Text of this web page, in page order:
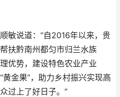
说道：“自2016年以来，贵
扶黔南州都匀市归兰水族
优势，建设特色农业产业
金果”，助力乡村振兴实现高
过上了好日子。”